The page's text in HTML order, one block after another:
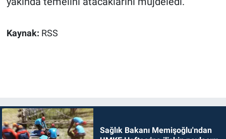
Kaynak: RSS
Sağlık Bakanı Memişoğlu'ndan